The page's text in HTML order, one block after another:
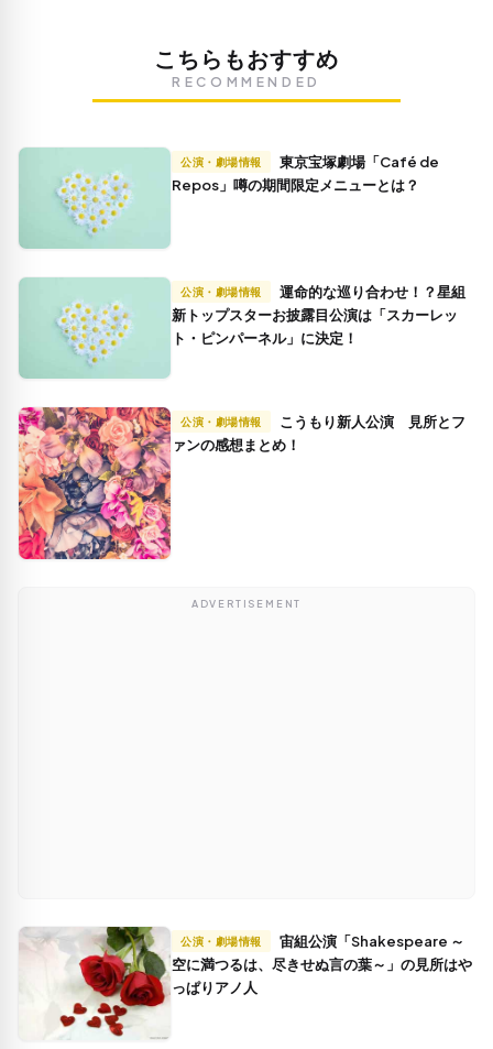
こちらもおすすめ
RECOMMENDED
公演・劇場情報
Repos」噂の期間限定メニューとは？
公演・劇場情報
新トップスターお披露目公演は「スカーレッ
ト・ピンパーネル」に決定！
公演・劇場情報
ァンの感想まとめ！
ADVERTISEMENT
公演・劇場情報
空に満つるは、尽きせぬ言の葉～」の見所はや
っぱりアノ人